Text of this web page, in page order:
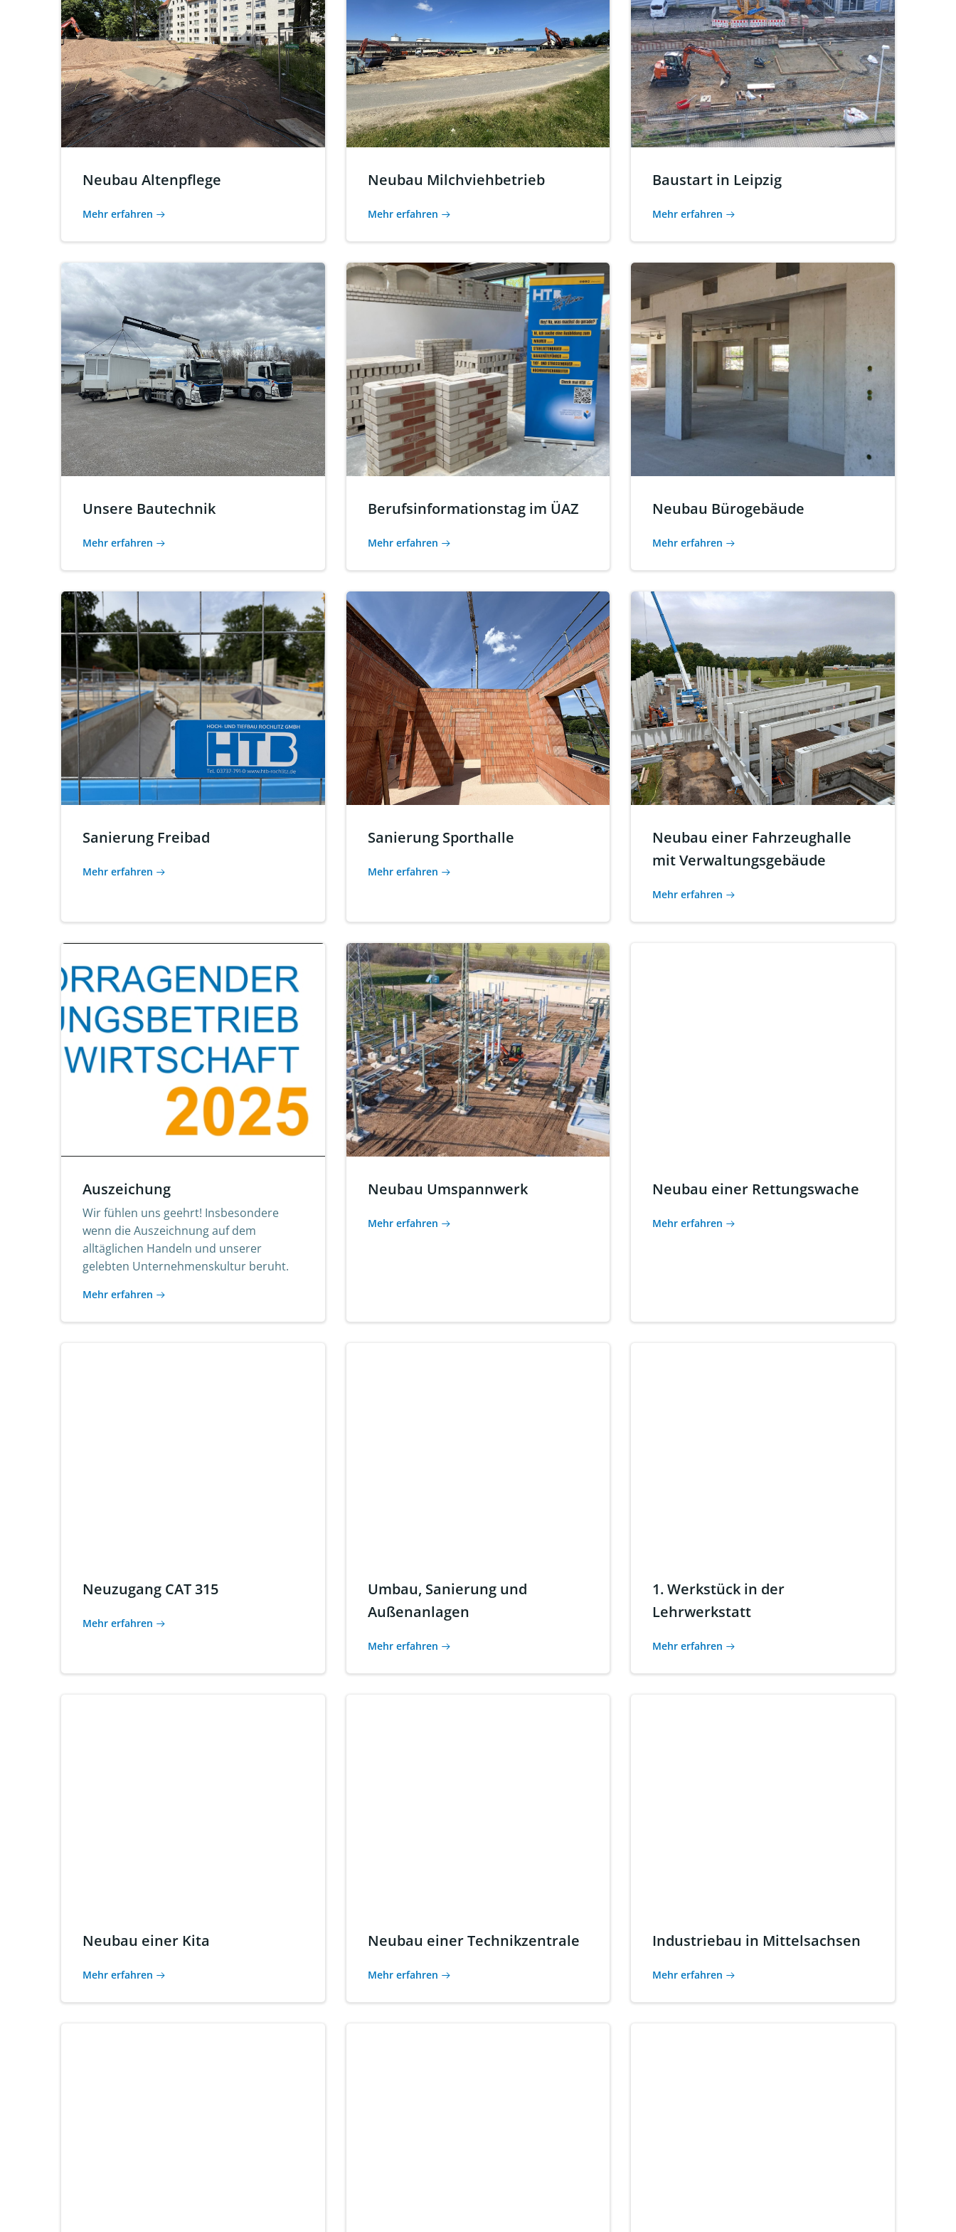
Neubau Altenpflege
Mehr erfahren
Neubau Milchviehbetrieb
Mehr erfahren
Baustart in Leipzig
Mehr erfahren
Unsere Bautechnik
Mehr erfahren
Berufsinformationstag im ÜAZ
Mehr erfahren
Neubau Bürogebäude
Mehr erfahren
Sanierung Freibad
Mehr erfahren
Sanierung Sporthalle
Mehr erfahren
Neubau einer Fahrzeughalle
mit Verwaltungsgebäude
Mehr erfahren
Auszeichung
Wir fühlen uns geehrt! Insbesondere
wenn die Auszeichnung auf dem
alltäglichen Handeln und unserer
gelebten Unternehmenskultur beruht.
Mehr erfahren
Neubau Umspannwerk
Mehr erfahren
Neubau einer Rettungswache
Mehr erfahren
Neuzugang CAT 315
Mehr erfahren
Umbau, Sanierung und
Außenanlagen
Mehr erfahren
1. Werkstück in der
Lehrwerkstatt
Mehr erfahren
Neubau einer Kita
Mehr erfahren
Neubau einer Technikzentrale
Mehr erfahren
Industriebau in Mittelsachsen
Mehr erfahren